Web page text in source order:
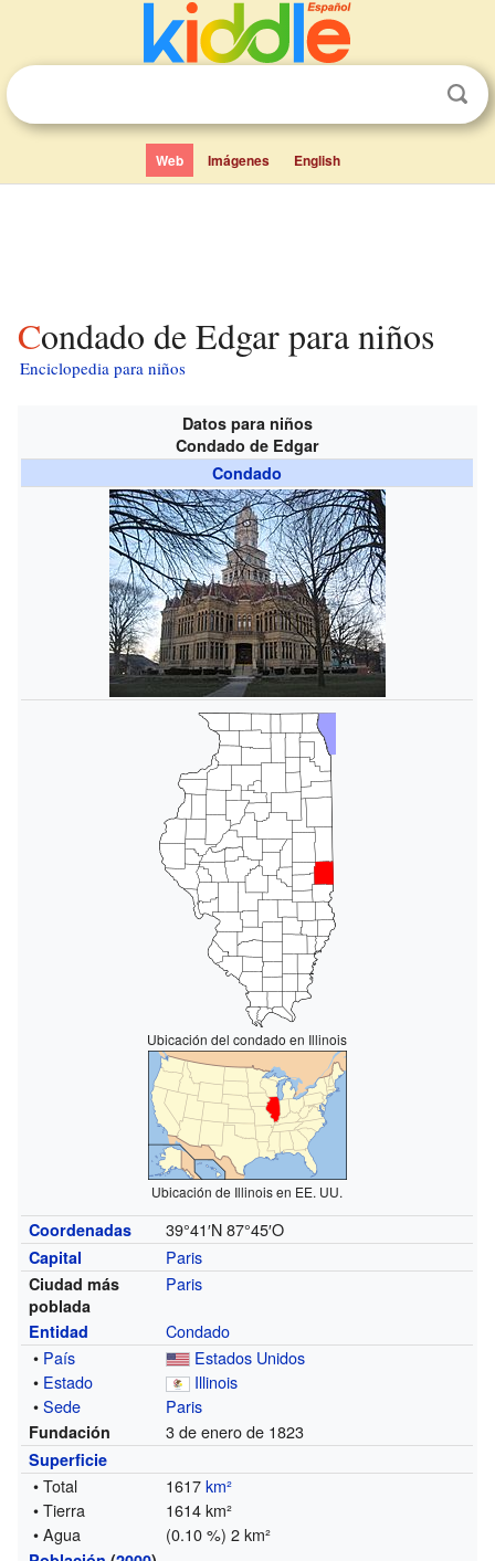
Web Imágenes English
Condado de Edgar para niños
Enciclopedia para niños
Datos para niños
Condado de Edgar
Condado
Ubicación del condado en Illinois
Ubicación de Illinois en EE. UU.
Coordenadas 39°41′N 87°45′O
Capital Paris
Ciudad más
poblada
Paris
Entidad
Condado
• País
Estados Unidos
• Estado
Illinois
•Sede Paris
Fundación 3 de enero de 1823
Superficie
• Total 1617km²
• Tierra
1614 km²
• Agua
(0.10 %) 2 km²